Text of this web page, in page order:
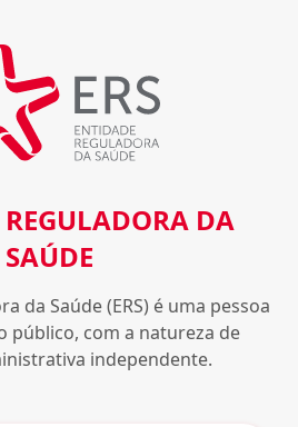
DA
SAÚDE
da Saúde (ERS) é uma pessoa
público, com a natureza de
independente.